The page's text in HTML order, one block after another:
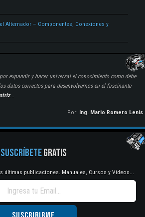
Alternador – Componentes, Conexiones y
expandir y hacer universal el conocimiento como debe
datos correctos para desenvolvernos en el fascinante
...
Por: Ing. Mario Romero Lenis
SUSCRÍBETEGRATIS
últimas publicaciones. Manuales, Cursos y Vídeos...